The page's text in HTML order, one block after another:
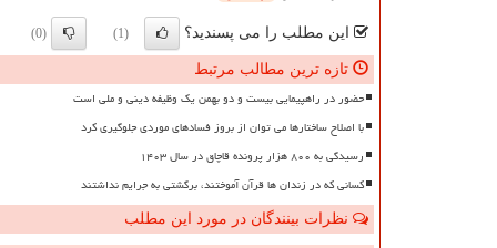
این مطلب را می پسندید؟ (1)
(0)
تازه ترین مطالب مرتبط
حضور در راهپیمایی بیست و دو بهمن یک وظیفه دینی و ملی است
با اصلاح ساختارها می توان از بروز فسادهای موردی جلوگیری کرد
رسیدگی به ۸۰۰ هزار پرونده قاچاق در سال ۱۴۰۳
کسانی که در زندان ها قرآن آموختند، برگشتی به جرایم نداشتند
نظرات بینندگان در مورد این مطلب